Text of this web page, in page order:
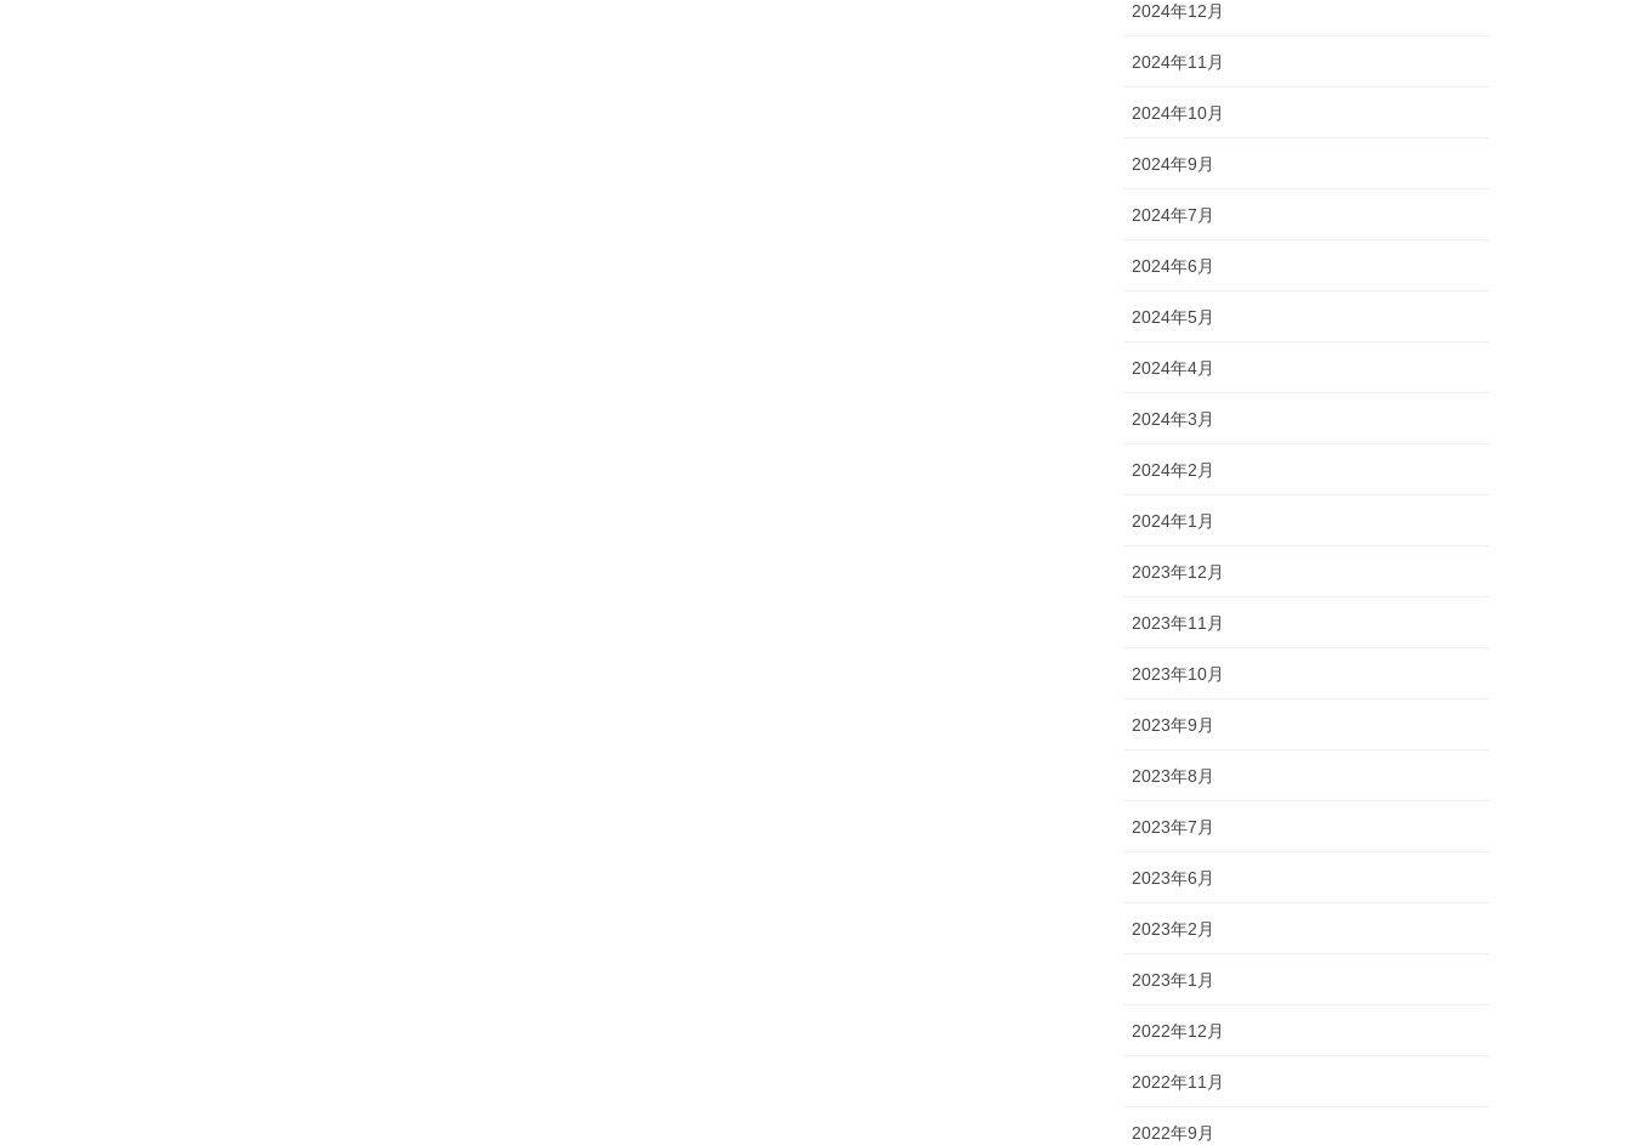
2024年12月
2024年11月
2024年10月
2024年9月
2024年7月
2024年6月
2024年5月
2024年4月
2024年3月
2024年2月
2024年1月
2023年12月
2023年11月
2023年10月
2023年9月
2023年8月
2023年7月
2023年6月
2023年2月
2023年1月
2022年12月
2022年11月
2022年9月